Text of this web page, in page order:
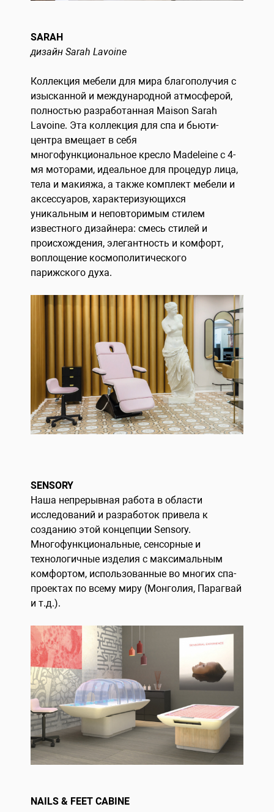
SARAH
дизайн Sarah Lavoine
Коллекция мебели для мира благополучия с
изысканной и международной атмосферой,
полностью разработанная Maison Sarah
Lavoine. Эта коллекция для спа и бьюти-
центра вмещает в себя
многофункциональное кресло Madeleine с 4-
мя моторами, идеальное для процедур лица,
тела и макияжа, а также комплект мебели и
аксессуаров, характеризующихся
уникальным и неповторимым стилем
известного дизайнера: смесь стилей и
происхождения, элегантность и комфорт,
воплощение космополитического
парижского духа.
SENSORY
Наша непрерывная работа в области
исследований и разработок привела к
созданию этой концепции Sensory.
Многофункциональные, сенсорные и
технологичные изделия с максимальным
комфортом, использованные во многих спа-
проектах по всему миру (Монголия, Парагвай
и т.д.).
NAILS & FEET CABINE